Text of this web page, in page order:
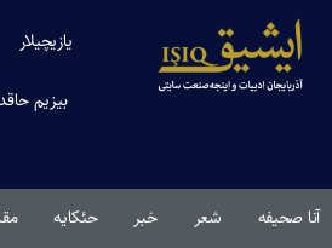
یازیچیلار
بیزیم
آنا صحیفه شعر خبر حئکایه